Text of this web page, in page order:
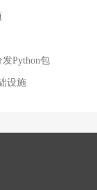
Python包
设施